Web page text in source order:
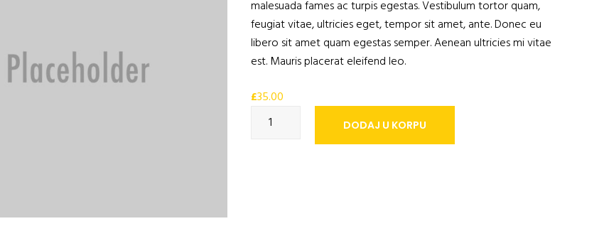
malesuada fames ac turpis egestas. Vestibulum tortor quam,
feugiat vitae, ultricies eget, tempor sit amet, ante. Donec eu
libero sit amet quam egestas semper. Aenean ultricies mi vitae
est. Mauris placerat eleifend leo.
£35.00
Količina
DODAJ U KORPU